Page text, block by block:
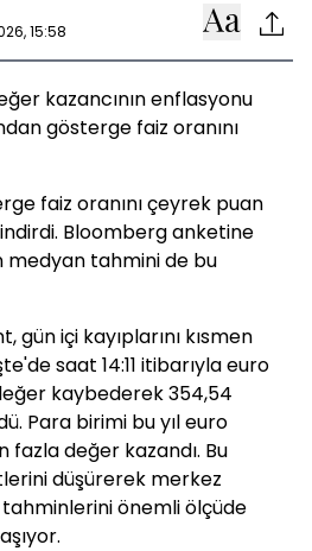
15:58
kazancının enflasyonu
gösterge faiz oranını
faiz oranını çeyrek puan
Bloomberg anketine
medyan tahmini de bu
gün içi kayıplarını kısmen
saat 14:11 itibarıyla euro
kaybederek 354,54
Para birimi bu yıl euro
fazla değer kazandı. Bu
düşürerek merkez
tahminlerini önemli ölçüde